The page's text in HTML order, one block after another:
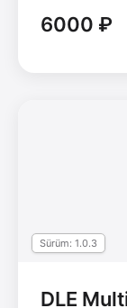
6000 ₽
Sürüm: 1.0.3
DLE